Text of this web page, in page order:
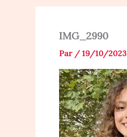
IMG_2990
Par /19/10/2023